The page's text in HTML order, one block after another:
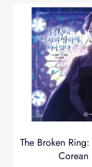
The Broken
Corean